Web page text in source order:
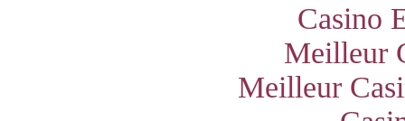
Casino
Meilleur
Meilleur